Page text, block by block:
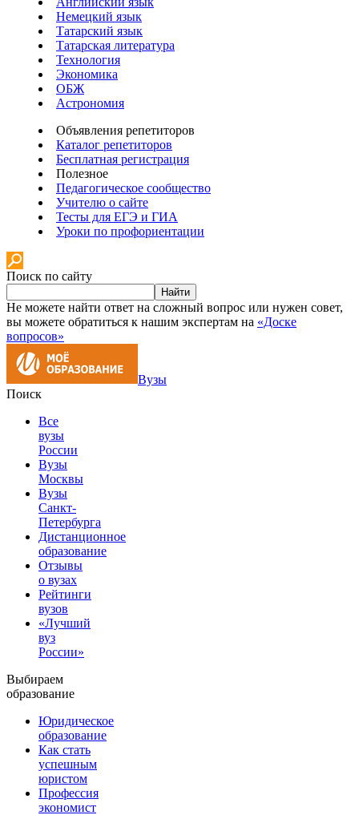
Немецкий язык
Татарский язык
Татарская литература
Технология
Экономика
ОБЖ
Астрономия
Объявления репетиторов
Каталог репетиторов
Бесплатная регистрация
Полезное
Педагогическое сообщество
Учителю о сайте
Тесты для ЕГЭ и ГИА
Уроки по профориентации
Поиск по сайту
Найти
Не можете найти ответ на сложный вопрос или нужен совет,
вы можете обратиться к нашим экспертам на «Доске
вопросов»
Вузы
Поиск
Все
вузы
России
Вузы
Москвы
Вузы
Санкт-
Петербурга
Дистанционное
образование
Отзывы
о вузах
Рейтинги
вузов
«Лучший
вуз
России»
Выбираем
образование
Юридическое
образование
Как стать
успешным
юристом
Профессия
экономист